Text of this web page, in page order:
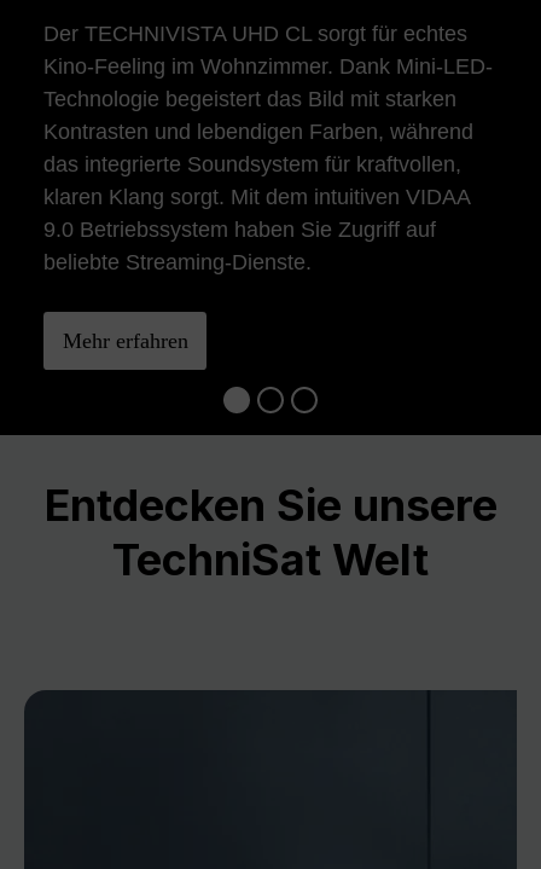
Der TECHNIVISTA UHD CL sorgt für echtes
Kino-Feeling im Wohnzimmer. Dank Mini-LED-
Technologie begeistert das Bild mit starken
Kontrasten und lebendigen Farben, während
das integrierte Soundsystem für kraftvollen,
klaren Klang sorgt. Mit dem intuitiven VIDAA
9.0 Betriebssystem haben Sie Zugriff auf
beliebte Streaming-Dienste.
Mehr erfahren
Entdecken Sie unsere
TechniSat Welt